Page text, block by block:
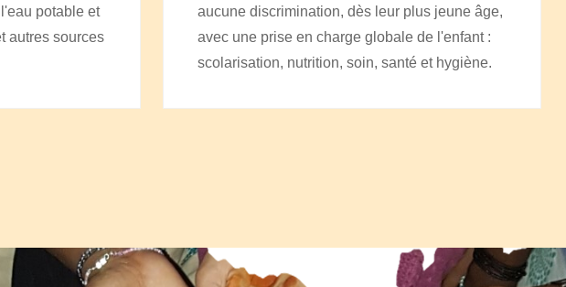
potable et
autres sources
aucune discrimination, dès leur plus jeune âge,
avec une prise en charge globale de l'enfant :
scolarisation, nutrition, soin, santé et hygiène.